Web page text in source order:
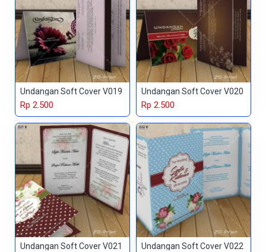
Undangan Soft Cover V019
Rp 2.500
Undangan Soft Cover V020
Rp 2.500
Undangan Soft Cover V021 Undangan Soft Cover V022